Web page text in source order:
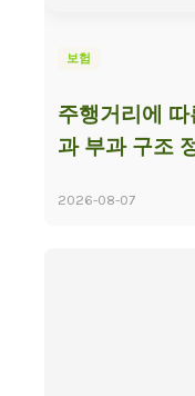
보험
주행거리에
과 부과 구조
2026-08-07